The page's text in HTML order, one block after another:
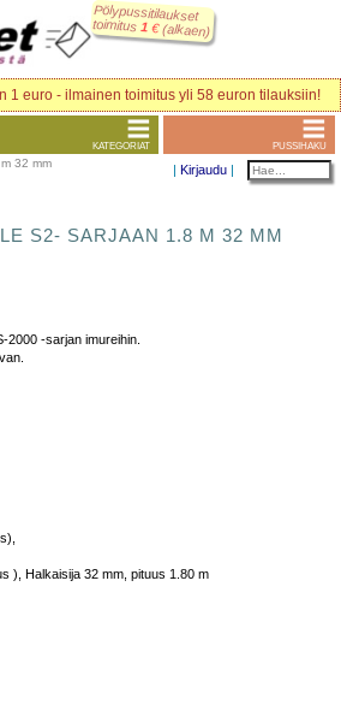
Pölypussitilaukset
toimitus1 €(alkaen)
1 euro - ilmainen toimitus yli 58 euron tilauksiin!
KATEGORIAT PUSSIHAKU
32 mm | Kirjaudu |
S2- SARJAAN 1.8 M 32 MM
2000 -sarjan imureihin.
), Halkaisija 32 mm, pituus 1.80 m